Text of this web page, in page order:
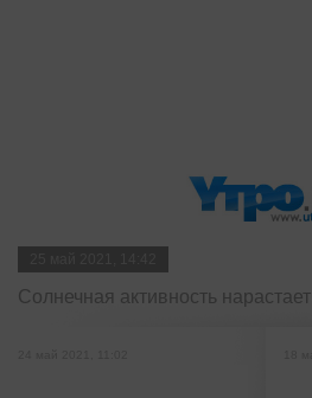
Солнечная активность нарастает